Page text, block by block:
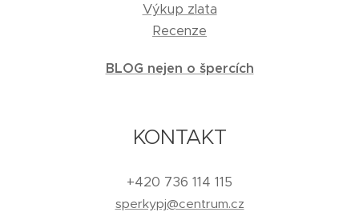
Výkup zlata
Recenze
BLOG nejen o špercích
KONTAKT
+420 736 114 115
sperkypj@centrum.cz